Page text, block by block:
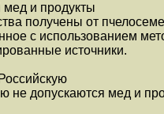
и продукты
получены от
с использованием
источники.
не допускаются мед и